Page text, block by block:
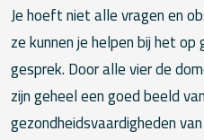
Je hoeft niet alle vragen en
ze kunnen je helpen bij het
gesprek. Door alle vier de
zijn geheel een goed beeld
gezondheidsvaardigheden